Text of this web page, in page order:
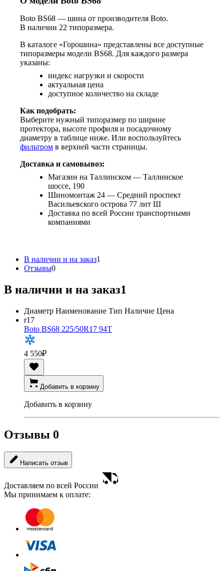
Boto BS68 — шина от производителя Boto.
В наличии 22 типоразмера.
В каталоге «Горошина» представлены все доступные
типоразмеры модели BS68. Для каждого размера
указаны:
индекс нагрузки и скорости
актуальная цена
доступное количество на складе
Как подобрать:
Выберите нужный типоразмер по ширине
протектора, высоте профиля и посадочному
диаметру в таблице ниже. Или воспользуйтесь
фильтром в верхней части страницы.
Доставка и самовывоз:
Магазин на Таллинском — Таллинское
шоссе, 190
Шиномонтаж 24 — Средний проспект
Васильевского острова 77 лит Ш
Доставка по всей России транспортными
компаниями
В наличии и на заказ1
Отзывы0
В наличии и на заказ1
Диаметр Наименование Тип Наличие Цена
r17
Boto BS68 225/50R17 94T
4 550₽
Добавить в корзину
Добавить в корзину
Отзывы 0
Написать отзыв
Доставляем по всей России
Мы принимаем к оплате: